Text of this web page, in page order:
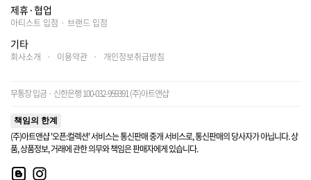
제휴·협업
아티스트 입점 · 브랜드 입점
기타
회사소개 · 이용약관 · 개인정보취급방침
무통장 입금 · 신한은행 100-032-959391 (주)아트앤샵
책임의 한계
(주)아트앤샵 '오픈:컬렉션' 서비스는 통신판매 중개 서비스로, 통신판매의 당사자가 아닙니다. 상
품, 상품정보, 거래에 관한 의무와 책임은 판매자에게 있습니다.